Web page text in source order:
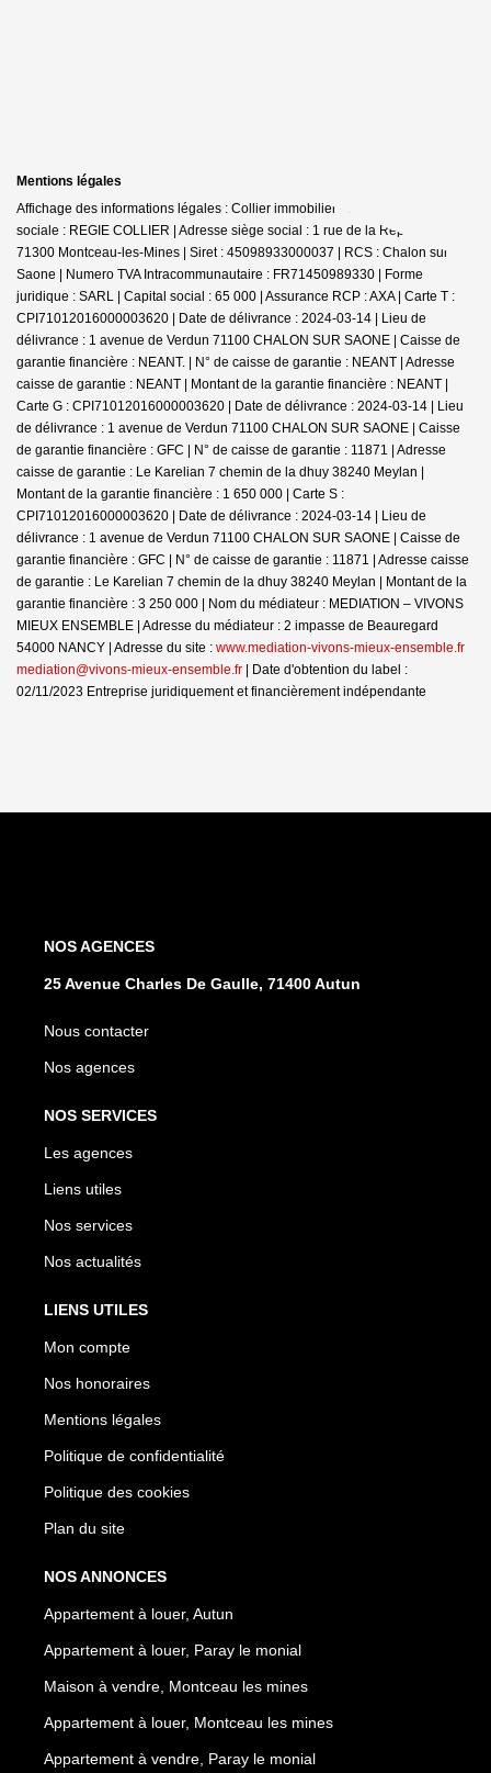
Mentions légales
Affichage des informations légales : Collier immobilier - Montceau | Raison
sociale : REGIE COLLIER | Adresse siège social : 1 rue de la République -
71300 Montceau-les-Mines | Siret : 45098933000037 | RCS : Chalon sur
Saone | Numero TVA Intracommunautaire : FR71450989330 | Forme
juridique : SARL | Capital social : 65 000 | Assurance RCP : AXA | Carte T :
CPI71012016000003620 | Date de délivrance : 2024-03-14 | Lieu de
délivrance : 1 avenue de Verdun 71100 CHALON SUR SAONE | Caisse de
garantie financière : NEANT. | N° de caisse de garantie : NEANT | Adresse
caisse de garantie : NEANT | Montant de la garantie financière : NEANT |
Carte G : CPI71012016000003620 | Date de délivrance : 2024-03-14 | Lieu
de délivrance : 1 avenue de Verdun 71100 CHALON SUR SAONE | Caisse
de garantie financière : GFC | N° de caisse de garantie : 11871 | Adresse
caisse de garantie : Le Karelian 7 chemin de la dhuy 38240 Meylan |
Montant de la garantie financière : 1 650 000 | Carte S :
CPI71012016000003620 | Date de délivrance : 2024-03-14 | Lieu de
délivrance : 1 avenue de Verdun 71100 CHALON SUR SAONE | Caisse de
garantie financière : GFC | N° de caisse de garantie : 11871 | Adresse caisse
de garantie : Le Karelian 7 chemin de la dhuy 38240 Meylan | Montant de la
garantie financière : 3 250 000 | Nom du médiateur : MEDIATION – VIVONS
MIEUX ENSEMBLE | Adresse du médiateur : 2 impasse de Beauregard
54000 NANCY | Adresse du site : www.mediation-vivons-mieux-ensemble.fr
mediation@vivons-mieux-ensemble.fr | Date d'obtention du label :
02/11/2023 Entreprise juridiquement et financièrement indépendante
NOS AGENCES
25 Avenue Charles De Gaulle, 71400 Autun
Nous contacter
Nos agences
NOS SERVICES
Les agences
Liens utiles
Nos services
Nos actualités
LIENS UTILES
Mon compte
Nos honoraires
Mentions légales
Politique de confidentialité
Politique des cookies
Plan du site
NOS ANNONCES
Appartement à louer, Autun
Appartement à louer, Paray le monial
Maison à vendre, Montceau les mines
Appartement à louer, Montceau les mines
Appartement à vendre, Paray le monial